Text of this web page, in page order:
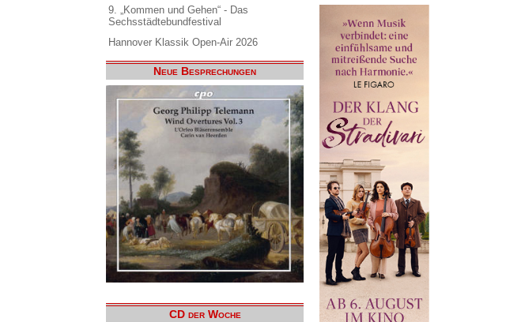
9. „Kommen und Gehen“ - Das
Sechsstädtebundfestival
Hannover Klassik Open-Air 2026
Neue Besprechungen
CD der Woche